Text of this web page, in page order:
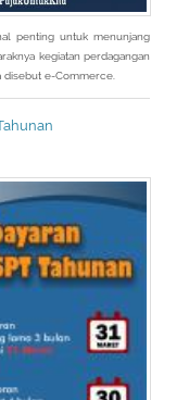
penting untuk menunjang
kegiatan perdagangan
disebut e-Commerce.